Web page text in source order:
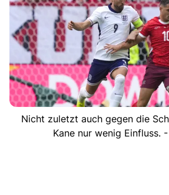
Nicht zuletzt auch gegen die
Kane nur wenig Einfluss.